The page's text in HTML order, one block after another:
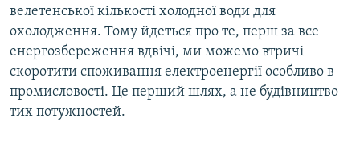
велетенської кількості холодної води для
охолодження. Тому йдеться про те, перш за все
енергозбереження вдвічі, ми можемо втричі
скоротити споживання електроенергії особливо в
промисловості. Це перший шлях, а не будівництво
тих потужностей.